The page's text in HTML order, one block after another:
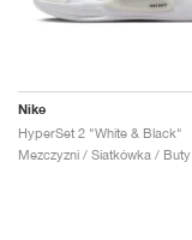
Nike
HyperSet 2 "White & Black"
Mezczyzni / Siatkówka / Buty